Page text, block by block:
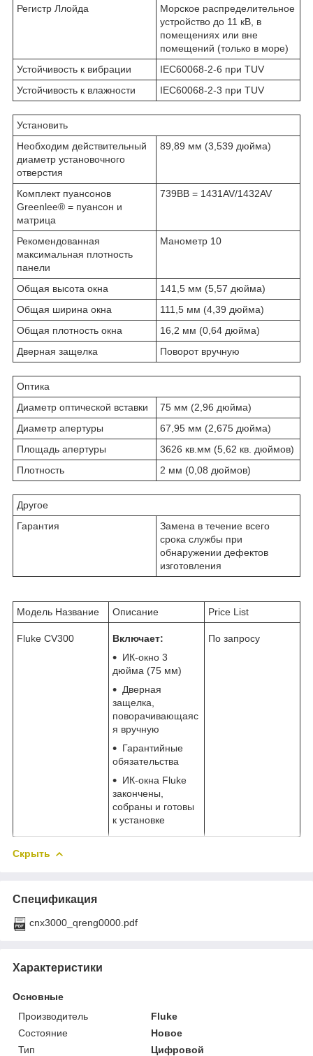
Регистр Ллойда
Морское распределительное
устройство до 11 кВ, в
помещениях или вне
помещений (только в море)
Устойчивость к вибрации
IEC60068-2-6 при TUV
Устойчивость к влажности
IEC60068-2-3 при TUV
Установить
Необходим действительный
диаметр установочного
отверстия
89,89 мм (3,539 дюйма)
Комплект пуансонов
Greenlee® = пуансон и
матрица
739BB = 1431AV/1432AV
Рекомендованная
максимальная плотность
панели
Манометр 10
Общая высота окна
141,5 мм (5,57 дюйма)
Общая ширина окна
111,5 мм (4,39 дюйма)
Общая плотность окна
16,2 мм (0,64 дюйма)
Дверная защелка
Поворот вручную
Оптика
Диаметр оптической вставки
75 мм (2,96 дюйма)
Диаметр апертуры
67,95 мм (2,675 дюйма)
Площадь апертуры
3626 кв.мм (5,62 кв. дюймов)
Плотность
2 мм (0,08 дюймов)
Другое
Гарантия
Замена в течение всего
срока службы при
обнаружении дефектов
изготовления
Модель Название Описание Price List
Fluke CV300
Включает:
ИК-окно 3
дюйма (75 мм)
Дверная
защелка,
поворачивающаяс
я вручную
Гарантийные
обязательства
ИК-окна Fluke
закончены,
собраны и готовы
к установке
По запросу
Скрыть
Спецификация
cnx3000_qreng0000.pdf
Характеристики
Основные
Производитель
Fluke
Состояние
Новое
Тип
Цифровой